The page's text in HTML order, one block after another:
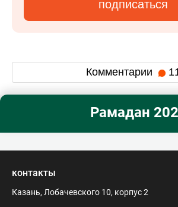
подписаться
Комментарии
Рамадан
контакты
Казань, Лобачевского 10, корпус 2